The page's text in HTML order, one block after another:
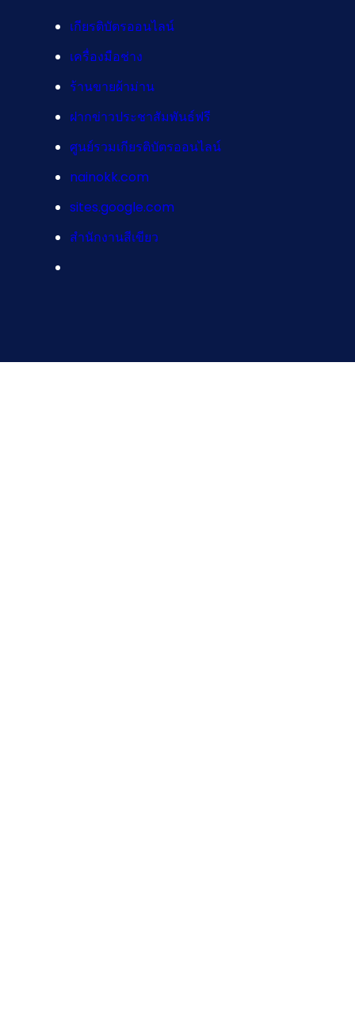
เกียรติบัตรออนไลน์
เครื่องมือช่าง
ร้านขายผ้าม่าน
ฝากข่าวประชาสัมพันธ์ฟรี
ศูนย์รวมเกียรติบัตรออนไลน์
nainokk.com
sites.google.com
สำนักงานสีเขียว